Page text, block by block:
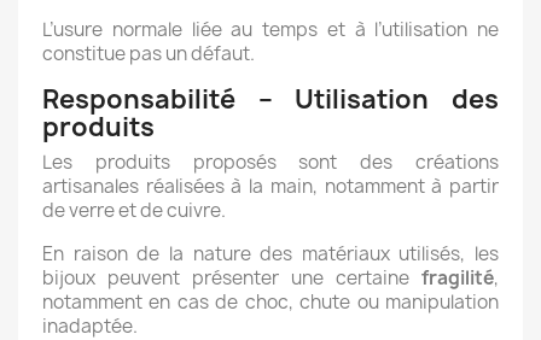
L’usure normale liée au temps et à l’utilisation ne
constitue pas un défaut.
Responsabilité – Utilisation des
produits
Les produits proposés sont des créations
artisanales réalisées à la main, notamment à partir
de verre et de cuivre.
En raison de la nature des matériaux utilisés, les
bijoux peuvent présenter une certaine fragilité,
notamment en cas de choc, chute ou manipulation
inadaptée.